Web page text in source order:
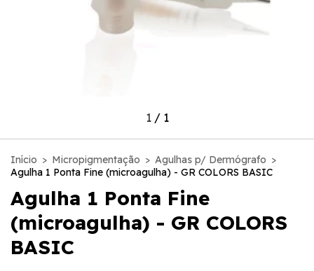
1/ 1
Início > Micropigmentação > Agulhas p/ Dermógrafo >
Agulha 1 Ponta Fine (microagulha) - GR COLORS BASIC
Agulha 1 Ponta Fine
(microagulha) - GR COLORS
BASIC